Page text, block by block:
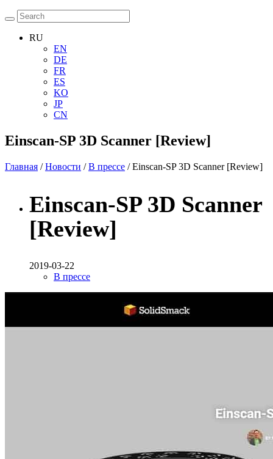
RU
EN
DE
FR
ES
KO
JP
CN
Einscan-SP 3D Scanner [Review]
Главная /Новости /В прессе / Einscan-SP 3D Scanner [Review]
Einscan-SP 3D Scanner
[Review]
2019-03-22
В прессе